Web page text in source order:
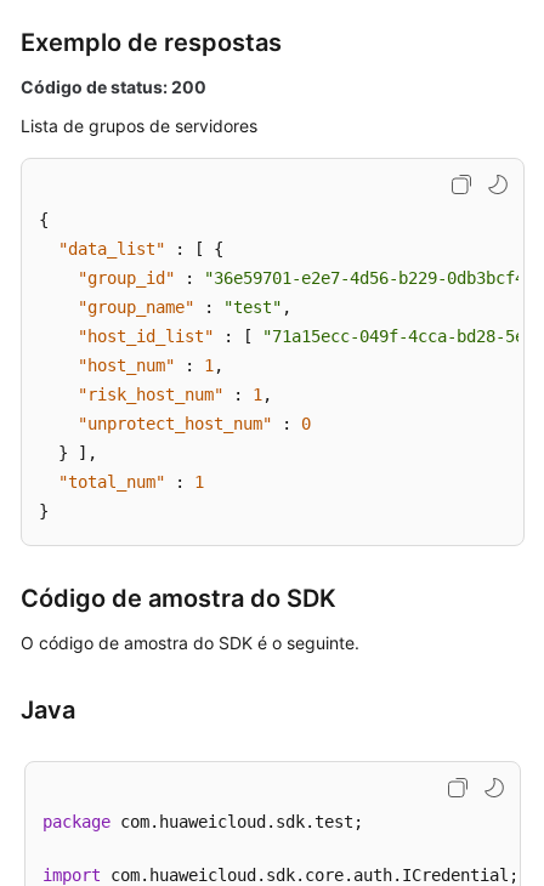
New
Technology
Billing
Reference
Videos
Documents
Exemplo de respostas
Código de status: 200
Lista de grupos de servidores
{
"data_list"
: [
{
"group_id"
:
"36e59701-e2e7-4d56-b229-
"group_name"
: "test" ,
"host_id_list"
: [
"71a15ecc-049f-4cca-bd28-
"host_num"
: 1 ,
"risk_host_num"
: 1 ,
"unprotect_host_num"
:
0
}
] ,
"total_num"
:
1
}
Código de amostra do SDK
O código de amostra do SDK é o seguinte.
Java
package com.huaweicloud.sdk.test;
import